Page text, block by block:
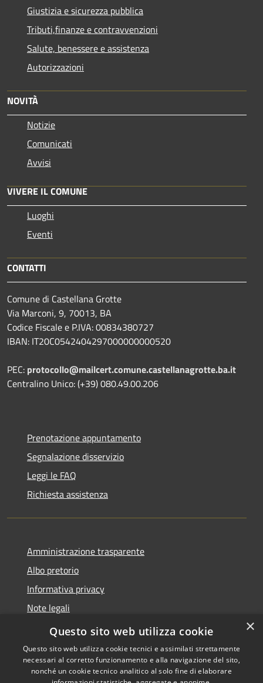
Giustizia e sicurezza pubblica
Tributi,finanze e contravvenzioni
Salute, benessere e assistenza
Autorizzazioni
NOVITÀ
Notizie
Comunicati
Avvisi
VIVERE IL COMUNE
Luoghi
Eventi
CONTATTI
Comune di Castellana Grotte
Via Marconi, 9, 70013, BA
Codice Fiscale e P.IVA: 00834380727
IBAN: IT20C0542404297000000000520
PEC: protocollo@mailcert.comune.castellanagrotte.ba.it
Centralino Unico: (+39) 080.49.00.206
Prenotazione appuntamento
Segnalazione disservizio
Leggi le FAQ
Richiesta assistenza
Amministrazione trasparente
Albo pretorio
Informativa privacy
Note legali
Dichiarazione di accessibilità
×
Questo sito web utilizza cookie
Questo sito web utilizza cookie tecnici e assimilati strettamente
necessari al corretto funzionamento e alla navigazione del sito,
nonché un cookie tecnico analitico al solo fine di elaborare